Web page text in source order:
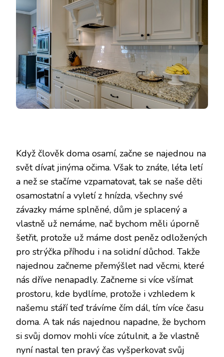
Když člověk doma osamí, začne se najednou na
svět dívat jinýma očima. Však to znáte, léta letí
a než se stačíme vzpamatovat, tak se naše děti
osamostatní a vyletí z hnízda, všechny své
závazky máme splněné, dům je splacený a
vlastně už nemáme, nač bychom měli úporně
šetřit, protože už máme dost peněz odložených
pro strýčka příhodu i na solidní důchod. Takže
najednou začneme přemýšlet nad věcmi, které
nás dříve nenapadly. Začneme si více všímat
prostoru, kde bydlíme, protože i vzhledem k
našemu stáří teď trávíme čím dál, tím více času
doma. A tak nás najednou napadne, že bychom
si svůj domov mohli více zútulnit, a že vlastně
nyní nastal ten pravý čas vyšperkovat svůj